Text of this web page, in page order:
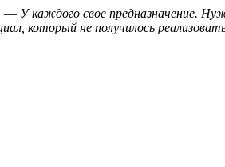
— У каждого свое предназначение.
который не получилось